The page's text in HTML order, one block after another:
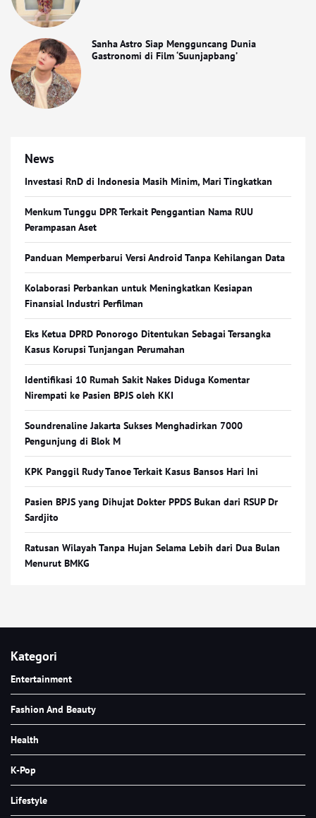
Sanha Astro Siap Mengguncang Dunia
Gastronomi di Film ‘Suunjapbang’
News
Investasi RnD di Indonesia Masih Minim, Mari Tingkatkan
Menkum Tunggu DPR Terkait Penggantian Nama RUU
Perampasan Aset
Panduan Memperbarui Versi Android Tanpa Kehilangan Data
Kolaborasi Perbankan untuk Meningkatkan Kesiapan
Finansial Industri Perfilman
Eks Ketua DPRD Ponorogo Ditentukan Sebagai Tersangka
Kasus Korupsi Tunjangan Perumahan
Identifikasi 10 Rumah Sakit Nakes Diduga Komentar
Nirempati ke Pasien BPJS oleh KKI
Soundrenaline Jakarta Sukses Menghadirkan 7000
Pengunjung di Blok M
KPK Panggil Rudy Tanoe Terkait Kasus Bansos Hari Ini
Pasien BPJS yang Dihujat Dokter PPDS Bukan dari RSUP Dr
Sardjito
Ratusan Wilayah Tanpa Hujan Selama Lebih dari Dua Bulan
Menurut BMKG
Kategori
Entertainment
Fashion And Beauty
Health
K-Pop
Lifestyle